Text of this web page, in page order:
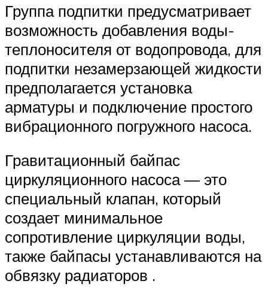
Группа подпитки предусматривает
возможность добавления воды-
теплоносителя от водопровода, для
подпитки незамерзающей жидкости
предполагается установка
арматуры и подключение простого
вибрационного погружного насоса.
Гравитационный байпас
циркуляционного насоса — это
специальный клапан, который
создает минимальное
сопротивление циркуляции воды,
также байпасы устанавливаются на
обвязку радиаторов .